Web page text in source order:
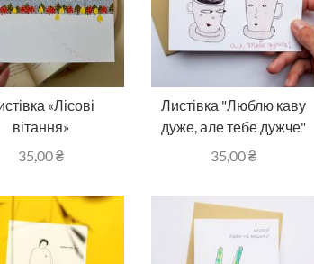
«Лісові
вітання»
35,00₴
Листівка "Люблю каву
дуже, але тебе дужче"
35,00₴